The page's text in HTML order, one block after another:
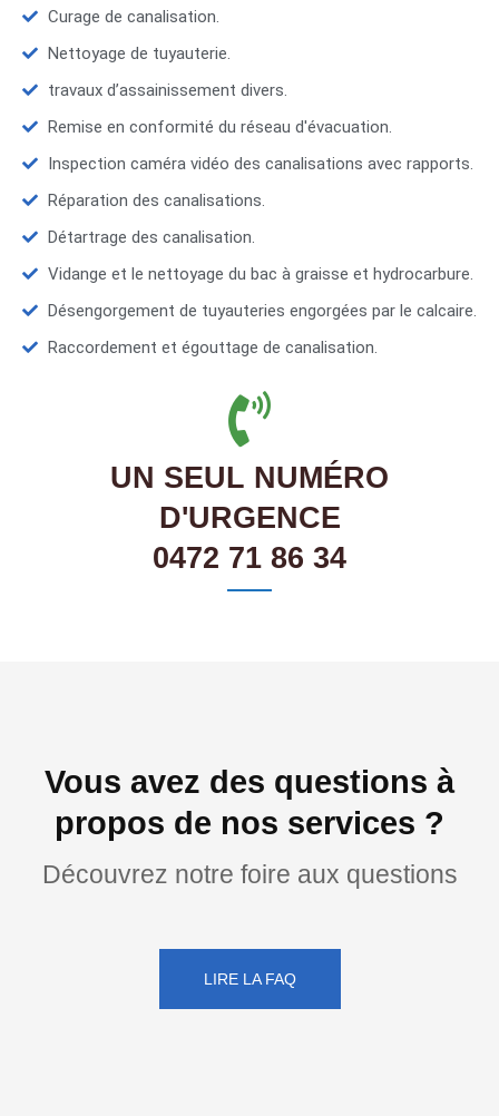
Curage de canalisation.
Nettoyage de tuyauterie.
travaux d’assainissement divers.
Remise en conformité du réseau d'évacuation.
Inspection caméra vidéo des canalisations avec rapports.
Réparation des canalisations.
Détartrage des canalisation.
Vidange et le nettoyage du bac à graisse et hydrocarbure.
Désengorgement de tuyauteries engorgées par le calcaire.
Raccordement et égouttage de canalisation.
UN SEUL NUMÉRO
D'URGENCE
0472 71 86 34
Vous avez des questions à
propos de nos services ?
Découvrez notre foire aux questions
LIRE LA FAQ